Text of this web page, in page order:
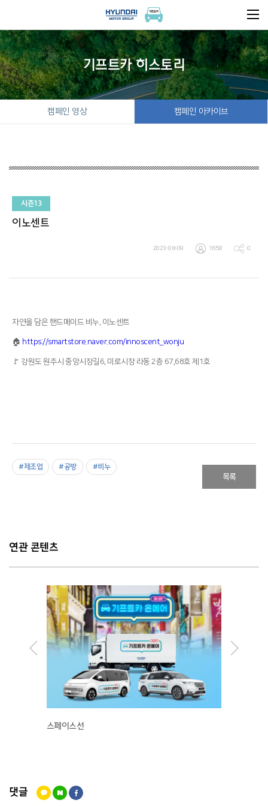
기프트카 히스토리
캠페인 영상 캠페인 아카이브
시즌13
이노센트
2023-08-09 1658 0
자연을 담은 핸드메이드 비누, 이노센트
🏠 https://smartstore.naver.com/innoscent_wonju
🚩 강원도 원주시 중앙시장길6, 미로시장 라동 2층 67,68호 제1호
#제조업 #공방 #비누
목록
연관 콘텐츠
스페이스선
댓글